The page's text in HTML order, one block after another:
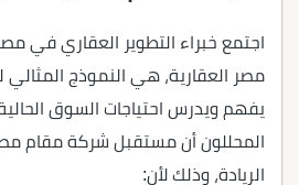
اجتمع خبراء التطوير العقاري في
مصر العقارية، هي النموذج المثالي
يفهم ويدرس احتياجات السوق
المحللون أن مستقبل شركة مقام
الريادة، وذلك لأن: